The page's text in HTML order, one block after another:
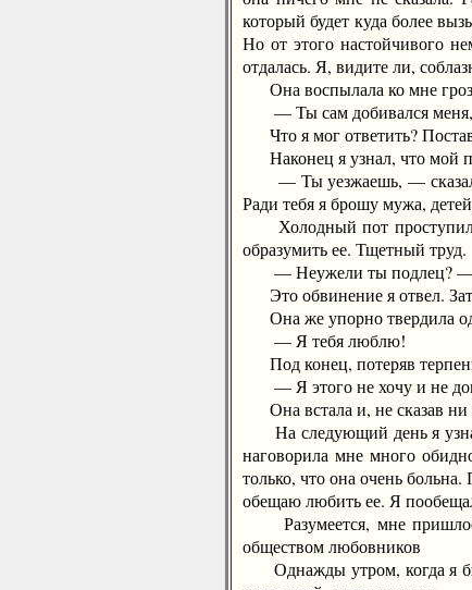
который будет куда более
Но от этого настойчивого
отдалась. Я, видите ли,
Она воспылала ко мне
— Ты сам добивался меня,
Что я мог ответить?
Наконец я узнал, что мой
— Ты уезжаешь, — сказала
Ради тебя я брошу мужа,
Холодный пот проступил у
образумить ее. Тщетный труд.
— Неужели ты подлец? —
Это обвинение я отвел.
Она же упорно твердила
— Я тебя люблю!
Под конец, потеряв
— Я этого не хочу и не
Она встала и, не сказав ни
На следующий день я
наговорила мне много
только, что она очень
обещаю любить ее. Я
Разумеется, мне
обществом любовников
Однажды утром, когда я